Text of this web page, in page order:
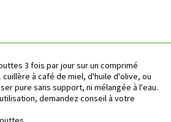
3 fois par jour sur un comprimé
à café de miel, d'huile d'olive, ou
pure sans support, ni mélangée à l'eau.
demandez conseil à votre